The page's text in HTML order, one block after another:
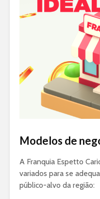
Modelos de
A Franquia Espetto
variados para se
público-alvo da região: